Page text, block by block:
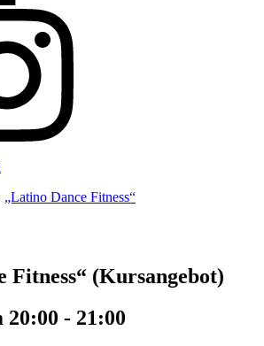
„Latino Dance Fitness“
Fitness“ (Kursangebot)
20:00 - 21:00